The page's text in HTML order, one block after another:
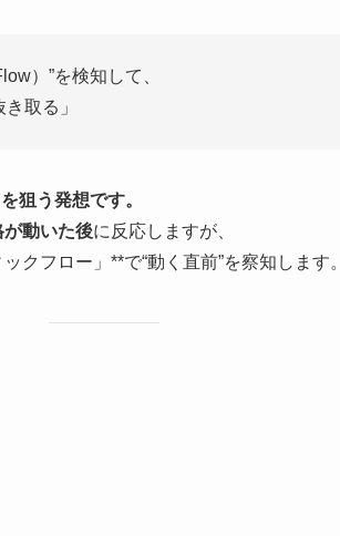
）”を検知して、
取る」
狙う発想です。
動いた後に反応しますが、
クフロー」**で“動く直前”を察知します。